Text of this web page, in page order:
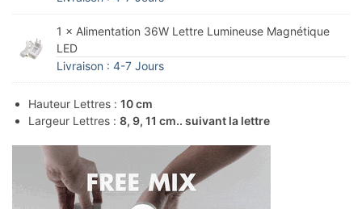
1 × Alimentation 36W Lettre Lumineuse Magnétique
LED
Livraison : 4-7 Jours
Hauteur Lettres : 10 cm
Largeur Lettres : 8, 9, 11 cm.. suivant la lettre